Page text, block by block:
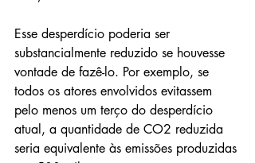
Esse desperdício poderia ser
substancialmente reduzido se houvesse
vontade de fazê-lo. Por exemplo, se
todos os atores envolvidos evitassem
pelo menos um terço do desperdício
atual, a quantidade de CO2 reduzida
seria equivalente às emissões produzidas